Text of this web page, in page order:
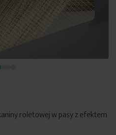
roletowej w pasy z efektem